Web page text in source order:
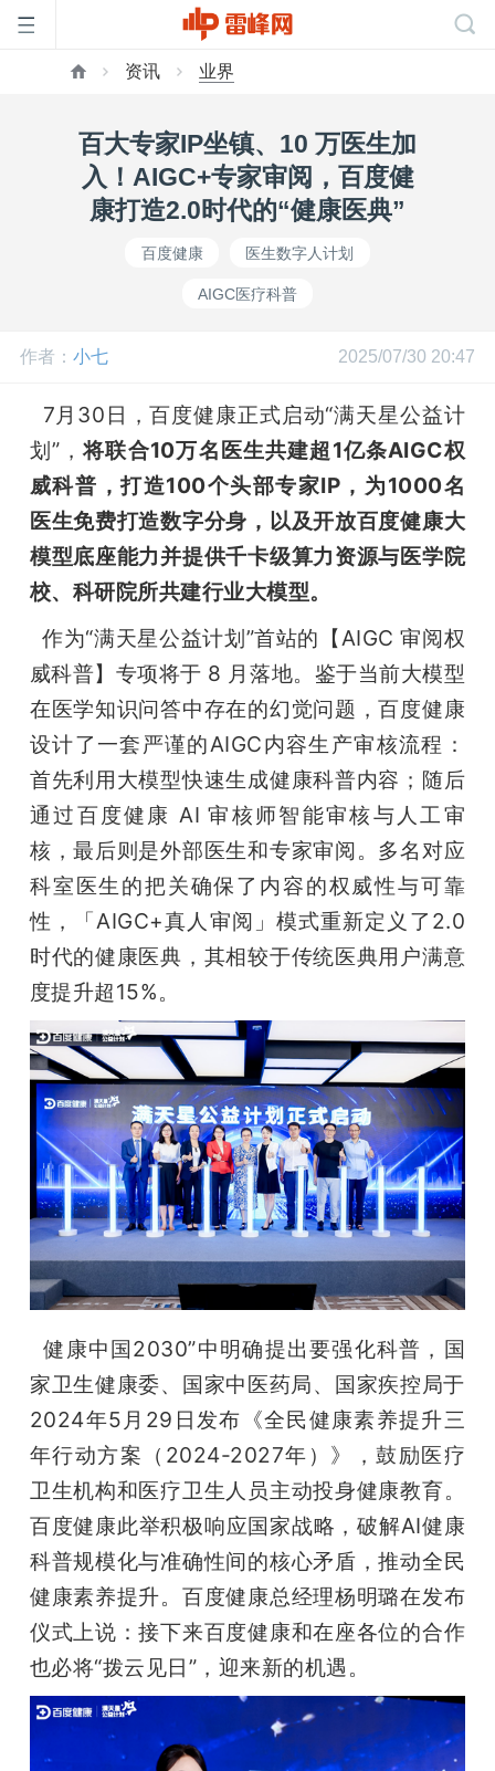
网
公
开
课
活
动
心
GAIR
专
爱
搞
机
资讯 业界
百大专家IP坐镇、10 万医生加
入！AIGC+专家审阅，百度健
康打造2.0时代的“健康医典”
百度健康 医生数字人计划
AIGC医疗科普
作者： 小七 2025/07/30 20:47
7月30日，百度健康正式启动“满天星公益计
划”，将联合10万名医生共建超1亿条AIGC权
威科普，打造100个头部专家IP，为1000名
医生免费打造数字分身，以及开放百度健康大
模型底座能力并提供千卡级算力资源与医学院
校、科研院所共建行业大模型。
作为“满天星公益计划”首站的【AIGC 审阅权
威科普】专项将于 8 月落地。鉴于当前大模型
在医学知识问答中存在的幻觉问题，百度健康
设计了一套严谨的AIGC内容生产审核流程：
首先利用大模型快速生成健康科普内容；随后
通过百度健康 AI 审核师智能审核与人工审
核，最后则是外部医生和专家审阅。多名对应
科室医生的把关确保了内容的权威性与可靠
性，「AIGC+真人审阅」模式重新定义了2.0
时代的健康医典，其相较于传统医典用户满意
度提升超15%。
健康中国2030”中明确提出要强化科普，国
家卫生健康委、国家中医药局、国家疾控局于‌
2024年5月29日发布《全民健康素养提升三
年行动方案（2024-2027年）》，鼓励医疗
卫生机构和医疗卫生人员主动投身健康教育。
百度健康此举积极响应国家战略，破解AI健康
科普规模化与准确性间的核心矛盾，推动全民
健康素养提升。百度健康总经理杨明璐在发布
仪式上说：接下来百度健康和在座各位的合作
也必将“拨云见日”，迎来新的机遇。